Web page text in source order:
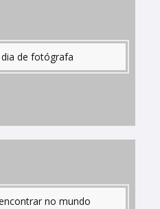
de fotógrafa
no mundo